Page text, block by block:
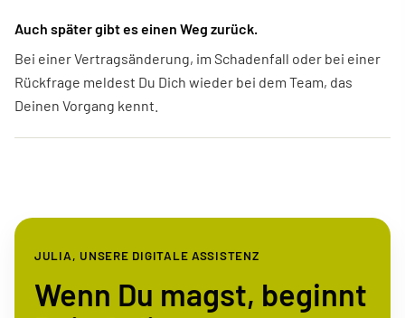
Auch später gibt es einen Weg zurück.
Bei einer Vertragsänderung, im Schadenfall oder bei einer
Rückfrage meldest Du Dich wieder bei dem Team, das
Deinen Vorgang kennt.
JULIA, UNSERE DIGITALE ASSISTENZ
Wenn Du magst, beginnt